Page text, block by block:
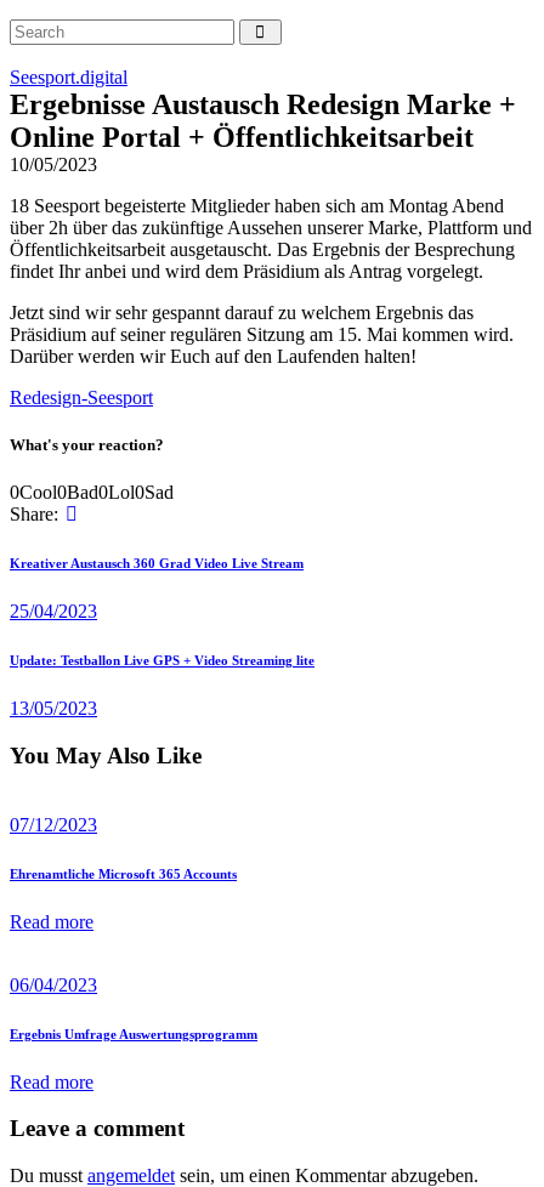
Seesport.digital
Ergebnisse Austausch Redesign Marke +
Online Portal + Öffentlichkeitsarbeit
10/05/2023
18 Seesport begeisterte Mitglieder haben sich am Montag Abend
über 2h über das zukünftige Aussehen unserer Marke, Plattform und
Öffentlichkeitsarbeit ausgetauscht. Das Ergebnis der Besprechung
findet Ihr anbei und wird dem Präsidium als Antrag vorgelegt.
Jetzt sind wir sehr gespannt darauf zu welchem Ergebnis das
Präsidium auf seiner regulären Sitzung am 15. Mai kommen wird.
Darüber werden wir Euch auf den Laufenden halten!
Redesign-Seesport
What's your reaction?
0Cool0Bad0Lol0Sad
Share:
Beitragsnavigation
Previous
Kreativer Austausch 360 Grad Video Live Stream
25/04/2023
Next
Update: Testballon Live GPS + Video Streaming lite
13/05/2023
You May Also Like
07/12/2023
Ehrenamtliche Microsoft 365 Accounts
Read more
06/04/2023
Ergebnis Umfrage Auswertungsprogramm
Read more
Leave a comment
Du musst angemeldet sein, um einen Kommentar abzugeben.